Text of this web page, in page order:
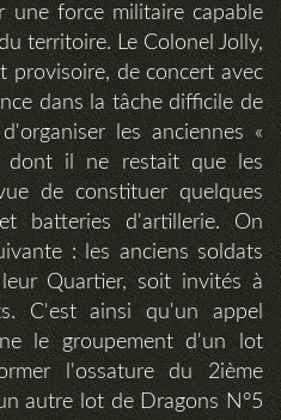
une force militaire capable
territoire. Le Colonel Jolly,
provisoire, de concert avec
dans la tâche difficile de
les anciennes «
dont il ne restait que les
de constituer quelques
batteries d'artillerie. On
: les anciens soldats
Quartier, soit invités à
C'est ainsi qu'un appel
le groupement d'un lot
l'ossature du 2ième
autre lot de Dragons N°5